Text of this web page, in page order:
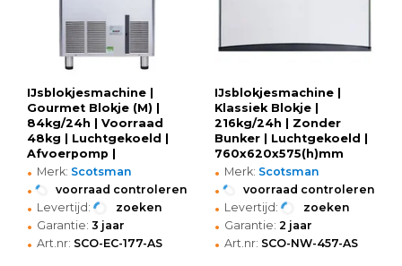
IJsblokjesmachine |
Gourmet Blokje (M) |
84kg/24h | Voorraad
48kg | Luchtgekoeld |
Afvoerpomp |
680x600x990/1080(h)mm
• Merk: Scotsman
• voorraad controleren
• Levertijd: zoeken
• Garantie: 3 jaar
• Art.nr: SCO-EC-177-AS
IJsblokjesmachine |
Klassiek Blokje |
216kg/24h | Zonder
Bunker | Luchtgekoeld |
760x620x575(h)mm
• Merk: Scotsman
• voorraad controleren
• Levertijd: zoeken
• Garantie: 2 jaar
• Art.nr: SCO-NW-457-AS